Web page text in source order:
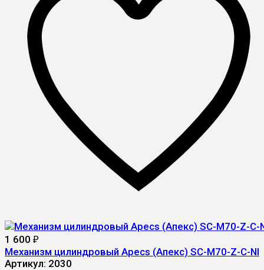
1 600 ₽
Механизм цилиндровый Apecs (Апекс) SC-M70-Z-C-NI
Артикул: 2030